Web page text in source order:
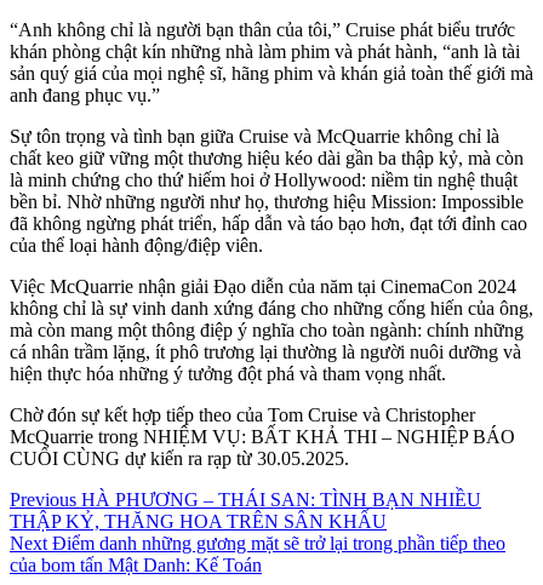
“Anh không chỉ là người bạn thân của tôi,” Cruise phát biểu trước
khán phòng chật kín những nhà làm phim và phát hành, “anh là tài
sản quý giá của mọi nghệ sĩ, hãng phim và khán giả toàn thế giới mà
anh đang phục vụ.”
Sự tôn trọng và tình bạn giữa Cruise và McQuarrie không chỉ là
chất keo giữ vững một thương hiệu kéo dài gần ba thập kỷ, mà còn
là minh chứng cho thứ hiếm hoi ở Hollywood: niềm tin nghệ thuật
bền bỉ. Nhờ những người như họ, thương hiệu Mission: Impossible
đã không ngừng phát triển, hấp dẫn và táo bạo hơn, đạt tới đỉnh cao
của thể loại hành động/điệp viên.
Việc McQuarrie nhận giải Đạo diễn của năm tại CinemaCon 2024
không chỉ là sự vinh danh xứng đáng cho những cống hiến của ông,
mà còn mang một thông điệp ý nghĩa cho toàn ngành: chính những
cá nhân trầm lặng, ít phô trương lại thường là người nuôi dưỡng và
hiện thực hóa những ý tưởng đột phá và tham vọng nhất.
Chờ đón sự kết hợp tiếp theo của Tom Cruise và Christopher
McQuarrie trong NHIỆM VỤ: BẤT KHẢ THI – NGHIỆP BÁO
CUỐI CÙNG dự kiến ra rạp từ 30.05.2025.
Continue
Reading
Previous HÀ PHƯƠNG – THÁI SAN: TÌNH BẠN NHIỀU
THẬP KỶ, THĂNG HOA TRÊN SÂN KHẤU
Next Điểm danh những gương mặt sẽ trở lại trong phần tiếp theo
của bom tấn Mật Danh: Kế Toán